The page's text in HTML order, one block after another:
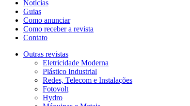
Notícias
Guias
Como anunciar
Como receber a revista
Contato
Outras revistas
Eletricidade Moderna
Plástico Industrial
Redes, Telecom e Instalações
Fotovolt
Hydro